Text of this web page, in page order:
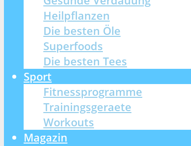
Heilpflanzen
Die besten Öle
Superfoods
Die besten Tees
Sport
Fitnessprogramme
Trainingsgeraete
Workouts
Magazin